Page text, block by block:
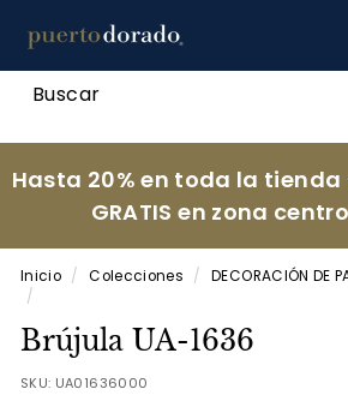
directamente
contenido
p
u
e
r
t
o
r
a
d
Hasta 20% en toda la tienda +
GRATIS en zona
Inicio / Colecciones /
DECORACIÓN DE
/
Brújula UA-1636
SKU: UA01636000